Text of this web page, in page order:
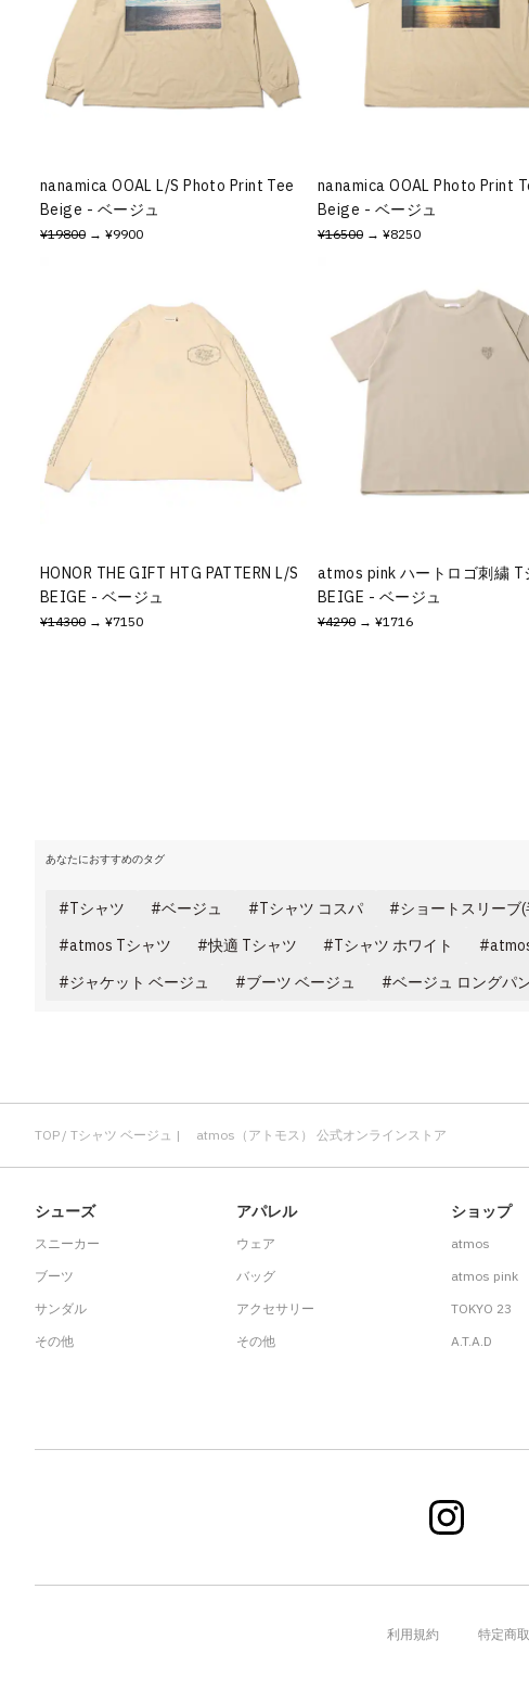
nanamica OOAL L/S Photo Print Tee
Beige - ベージュ
¥19800 → ¥9900
nanamica OOAL Photo Print
Beige - ベージュ
¥16500 → ¥8250
HONOR THE GIFT HTG PATTERN L/S
BEIGE - ベージュ
¥14300 → ¥7150
atmos pink ハートロゴ刺繍 T
BEIGE - ベージュ
¥4290 → ¥1716
あなたにおすすめのタグ
Tシャツ ベージュ Tシャツ コスパ ショートスリーブ
atmos Tシャツ
快適 Tシャツ Tシャツ ホワイト
ジャケット ベージュ
ブーツ ベージュ ベージュ ロングパ
TOP Tシャツ ベージュ | atmos（アトモス） 公式オンラインストア
シューズ
スニーカー
ブーツ
サンダル
その他
アパレル
ウェア
バッグ
アクセサリー
その他
ショップ
atmos
atmos pink
TOKYO 23
A.T.A.D
利用規約 特定商